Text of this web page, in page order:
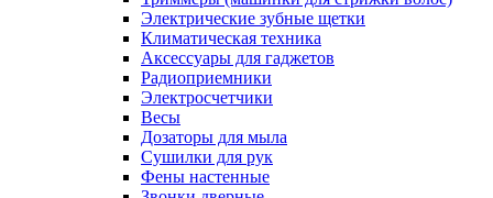
Электрические зубные щетки
Климатическая техника
Аксессуары для гаджетов
Радиоприемники
Электросчетчики
Весы
Дозаторы для мыла
Сушилки для рук
Фены настенные